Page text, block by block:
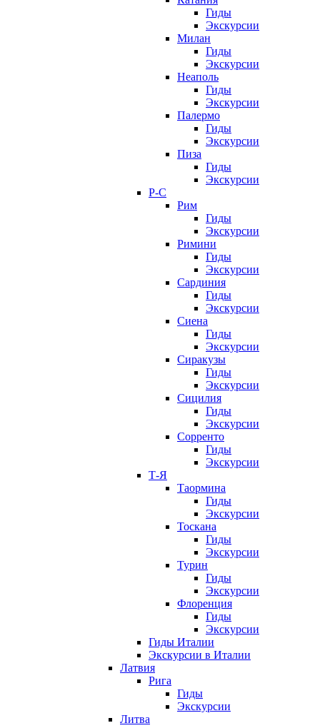
Гиды
Экскурсии
Милан
Гиды
Экскурсии
Неаполь
Гиды
Экскурсии
Палермо
Гиды
Экскурсии
Пиза
Гиды
Экскурсии
Р-С
Рим
Гиды
Экскурсии
Римини
Гиды
Экскурсии
Сардиния
Гиды
Экскурсии
Сиена
Гиды
Экскурсии
Сиракузы
Гиды
Экскурсии
Сицилия
Гиды
Экскурсии
Сорренто
Гиды
Экскурсии
Т-Я
Таормина
Гиды
Экскурсии
Тоскана
Гиды
Экскурсии
Турин
Гиды
Экскурсии
Флоренция
Гиды
Экскурсии
Гиды Италии
Экскурсии в Италии
Латвия
Рига
Гиды
Экскурсии
Литва